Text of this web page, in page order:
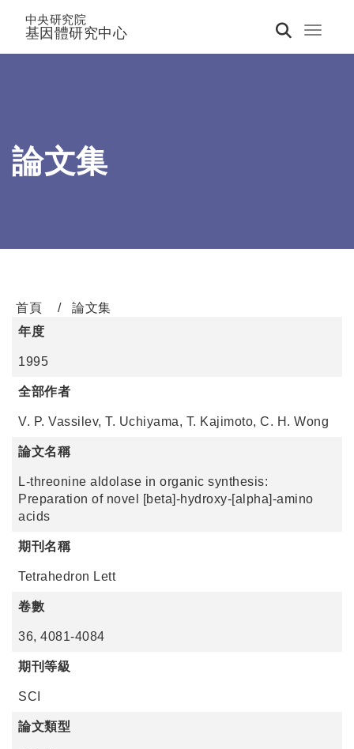
Toggle
中央研究院
基因體研究中心
論文集
首頁
論文集
年度
1995
全部作者
V. P. Vassilev, T. Uchiyama, T. Kajimoto, C. H. Wong
論文名稱
L-threonine aldolase in organic synthesis:
Preparation of novel [beta]-hydroxy-[alpha]-amino
acids
期刊名稱
Tetrahedron Lett
卷數
36, 4081-4084
期刊等級
SCI
論文類型